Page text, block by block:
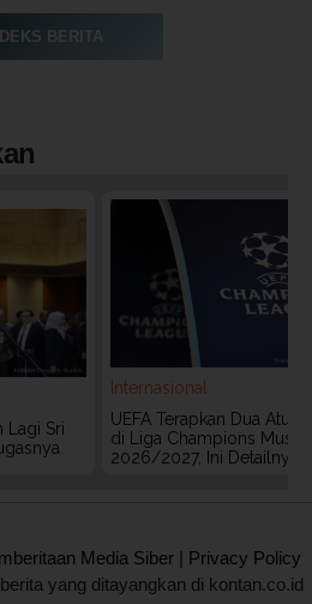
BERITA
Lagi Sri
Internasional
UEFA Terapkan Dua
di Liga Champions Musim
2026/2027, Ini Detailnya
Media Siber | Privacy Policy
yang ditayangkan di kontan.co.id